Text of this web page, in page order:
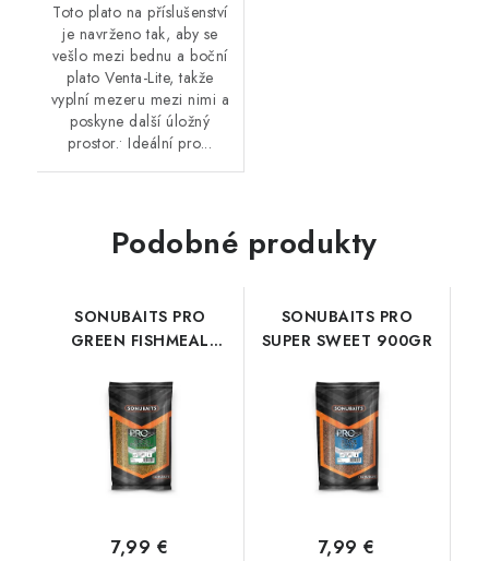
Toto plato na příslušenství
je navrženo tak, aby se
vešlo mezi bednu a boční
plato Venta-Lite, takže
vyplní mezeru mezi nimi a
poskyne další úložný
prostor.• Ideální pro...
Podobné produkty
SONUBAITS PRO
GREEN FISHMEAL
7,99 €
SONUBAITS PRO
SUPER SWEET 900GR
7,99 €